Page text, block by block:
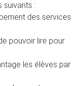
suivants :
des services
pouvoir lire pour
les élèves par